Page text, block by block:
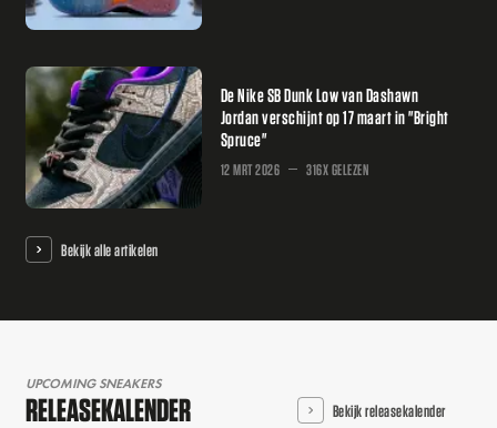
De Nike SB Dunk Low van Dashawn
Jordan verschijnt op 17 maart in "Bright
Spruce"
12 MRT 2026 316X GELEZEN
Bekijk alle artikelen
UPCOMING SNEAKERS
RELEASEKALENDER Bekijk releasekalender